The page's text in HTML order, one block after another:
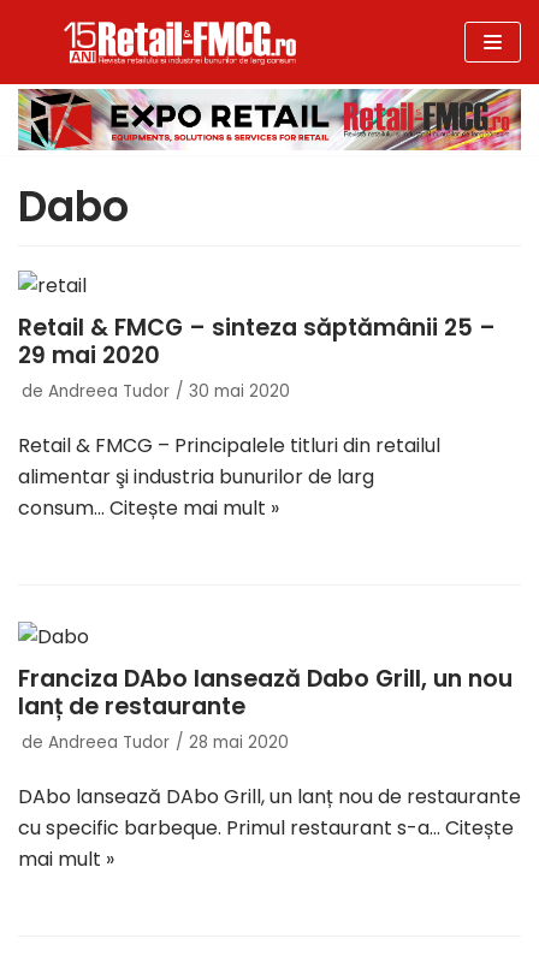
la
conținut
Dabo
Retail & FMCG – sinteza săptămânii 25 –
29 mai 2020
de Andreea Tudor 30 mai 2020
Retail & FMCG – Principalele titluri din retailul
alimentar şi industria bunurilor de larg
consum… Citește mai mult »
Franciza DAbo lansează Dabo Grill, un nou
lanț de restaurante
de Andreea Tudor 28 mai 2020
DAbo lansează DAbo Grill, un lanț nou de restaurante
cu specific barbeque. Primul restaurant s-a… Citește
mai mult »